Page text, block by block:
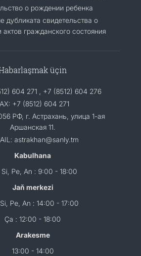
о рождении ребенка
дубликата свидетельства о
актов гражданского состояния
üçin
604 271 , +7 (8512) 604 276
+7 (8512) 604 271
РФ, г. Астрахань, улица 1-ая
Аршанская 11.
astrakhan@sanly.tm
Kabulhana
Si, Pe, An : 9:00 - 18:00
Jaň merkezi
Pe, An : 14:00 - 17:00
Ça : 12:00 - 18:00
Arakesme
13:00 - 14:00